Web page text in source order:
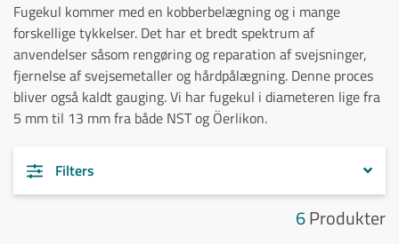
Fugekul kommer med en kobberbelægning og i mange
forskellige tykkelser. Det har et bredt spektrum af
anvendelser såsom rengøring og reparation af svejsninger,
fjernelse af svejsemetaller og hårdpålægning. Denne proces
bliver også kaldt gauging. Vi har fugekul i diameteren lige fra
5 mm til 13 mm fra både NST og Öerlikon.
Filters
6Produkter